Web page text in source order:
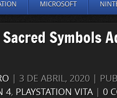
MICROSOFT
Symbols
| 3 DE ABRIL, 2020 |
4, PLAYSTATION VITA| 0